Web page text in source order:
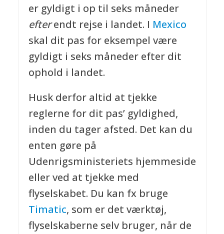
er gyldigt i op til seks måneder
efterendt rejse i landet. I Mexico
skal dit pas for eksempel være
gyldigt i seks måneder efter dit
ophold i landet.
Husk derfor altid at tjekke
reglerne for dit pas’ gyldighed,
inden du tager afsted. Det kan du
enten gøre på
Udenrigsministeriets hjemmeside
eller ved at tjekke med
flyselskabet. Du kan fx bruge
Timatic, som er det værktøj,
flyselskaberne selv bruger, når de